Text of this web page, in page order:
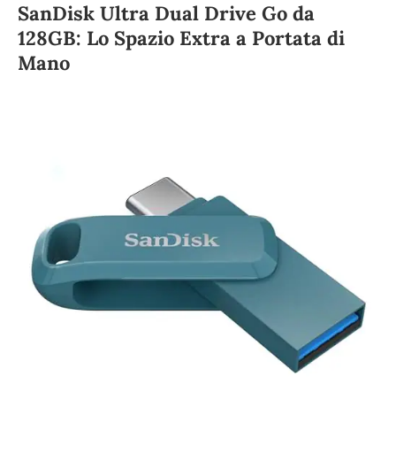
SanDisk Ultra Dual Drive Go da
128GB: Lo Spazio Extra a Portata di
Mano